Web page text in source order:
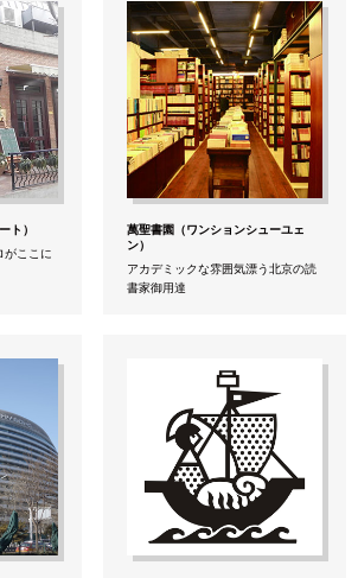
ト）
がここに
萬聖書園（ワンションシューユェ
ン）
アカデミックな雰囲気漂う北京の読
書家御用達